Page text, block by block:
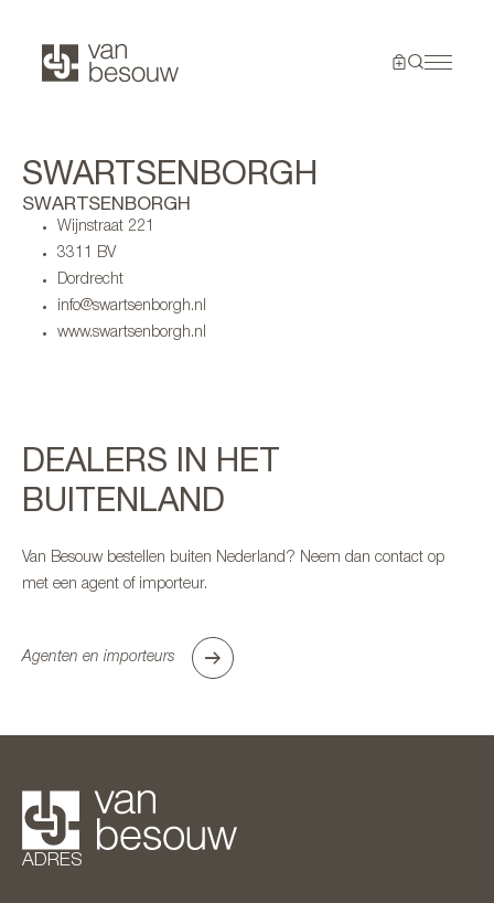
SWARTSENBORGH
SWARTSENBORGH
Wijnstraat 221
3311 BV
Dordrecht
info@swartsenborgh.nl
www.swartsenborgh.nl
DEALERS IN HET
BUITENLAND
Van Besouw bestellen buiten Nederland? Neem dan contact op
met een agent of importeur.
Agenten en importeurs
ADRES